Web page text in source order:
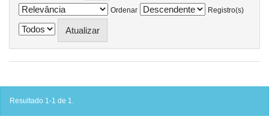
Ordenar
Registro(s)
Resultado 1-1 de 1.